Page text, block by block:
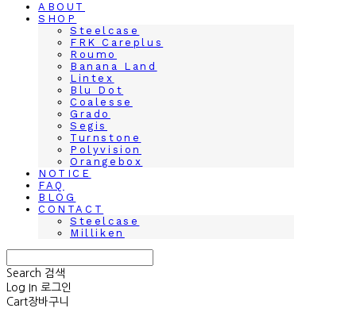
ABOUT
SHOP
Steelcase
FRK Careplus
Roumo
Banana Land
Lintex
Blu Dot
Coalesse
Grado
Segis
Turnstone
Polyvision
Orangebox
NOTICE
FAQ
BLOG
CONTACT
Steelcase
Milliken
Search 검색
Log In 로그인
Cart장바구니